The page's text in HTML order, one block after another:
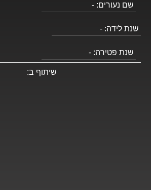
שם נעורים: -
שנת לידה: -
שנת פטירה: -
שיתוף ב: